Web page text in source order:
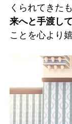
くられてきた
来へと手渡し
ことを心より